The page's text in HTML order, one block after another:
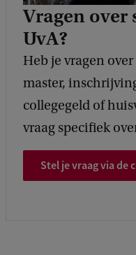
Vragen over
UvA?
Heb je vragen
master,
collegegeld of
vraag specifiek
Stel je vraag via de